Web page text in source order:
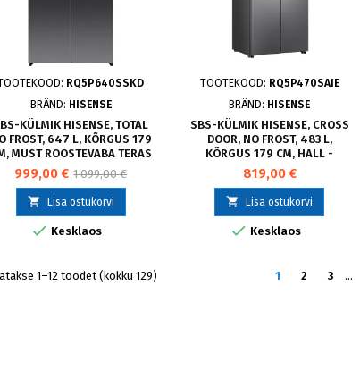
RQ5P640SSKD
BRÄND: HISENSE
KÜLMIK HISENSE, TOTAL
FROST, 647 L, KÕRGUS 179
MUST ROOSTEVABA TERAS
- RQ5P640SSKD
999,00 € 1 099,00 €
 Lisa ostukorvi
 Kesklaos
TOOTEKOOD: RQ5P470SAIE
BRÄND: HISENSE
SBS-KÜLMIK HISENSE, CROSS
DOOR, NO FROST, 483 L,
KÕRGUS 179 CM, HALL -
RQ5P470SAIE
819,00 €
 Lisa ostukorvi
 Kesklaos
1–12 toodet (kokku 129) 1 2 3 …